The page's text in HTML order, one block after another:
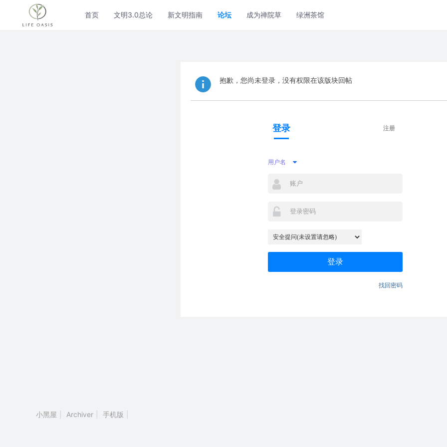
首页 文明3.0总论 新文明指南 论坛 成为禅院草 绿洲茶馆
抱歉，您尚未登录，没有权限在该版块回帖
登录 注册
用户名
登录
找回密码
小黑屋 Archiver 手机版